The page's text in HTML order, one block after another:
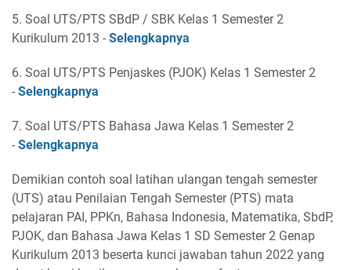
5. Soal UTS/PTS SBdP / SBK Kelas 1 Semester 2
Kurikulum 2013 - Selengkapnya
6. Soal UTS/PTS Penjaskes (PJOK) Kelas 1 Semester 2
- Selengkapnya
7. Soal UTS/PTS Bahasa Jawa Kelas 1 Semester 2
- Selengkapnya
Demikian contoh soal latihan ulangan tengah semester
(UTS) atau Penilaian Tengah Semester (PTS) mata
pelajaran PAI, PPKn, Bahasa Indonesia, Matematika, SbdP,
PJOK, dan Bahasa Jawa Kelas 1 SD Semester 2 Genap
Kurikulum 2013 beserta kunci jawaban tahun 2022 yang